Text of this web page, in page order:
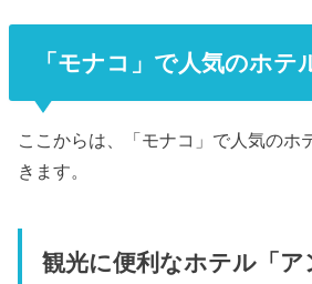
「モナコ」で人気のホテ
ここからは、「モナコ」で人気のホ
きます。
観光に便利なホテル「